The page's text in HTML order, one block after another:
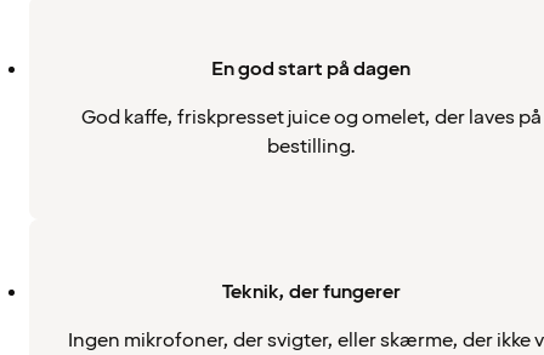
En god start på dagen
God kaffe, friskpresset juice og omelet, der laves på
bestilling.
Teknik, der fungerer
Ingen mikrofoner, der svigter, eller skærme, der ikke